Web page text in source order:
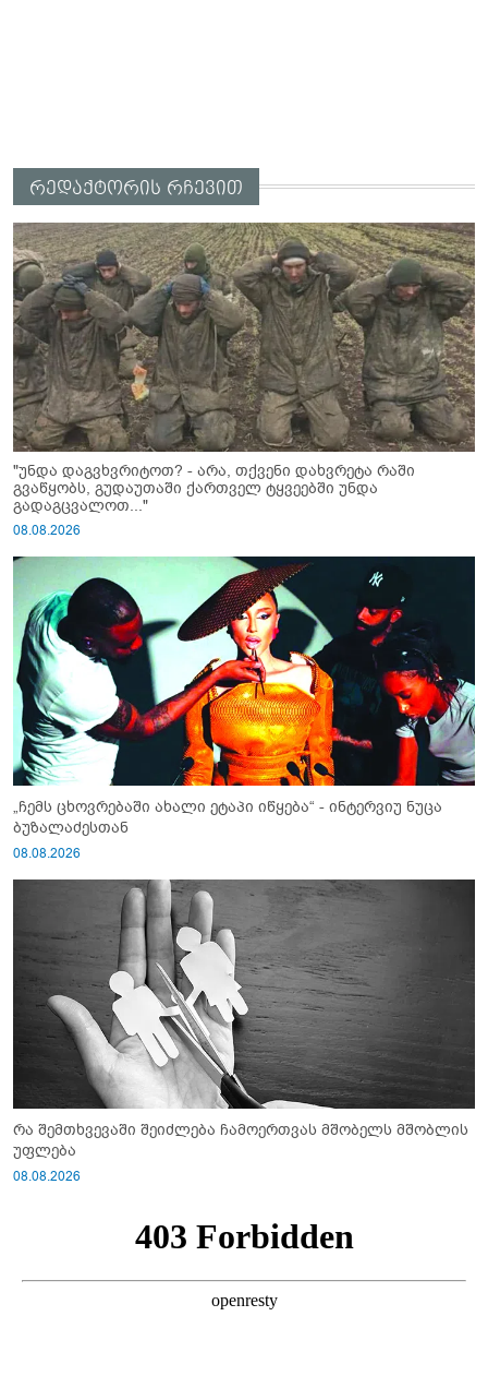
რედაქტორის რჩევით
"უნდა დაგვხვრიტოთ? - არა, თქვენი დახვრეტა რაში
გვაწყობს, გუდაუთაში ქართველ ტყვეებში უნდა
გადაგცვალოთ..."
08.08.2026
„ჩემს ცხოვრებაში ახალი ეტაპი იწყება“ - ინტერვიუ ნუცა
ბუზალაძესთან
08.08.2026
რა შემთხვევაში შეიძლება ჩამოერთვას მშობელს მშობლის
უფლება
08.08.2026